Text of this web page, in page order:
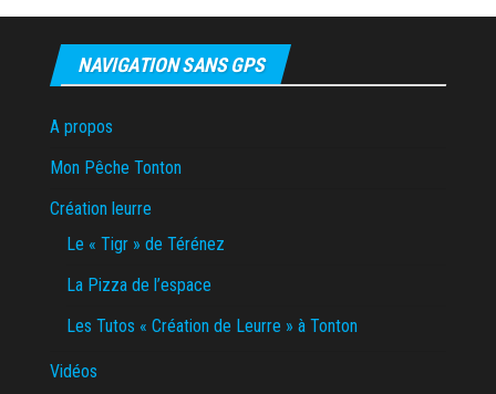
NAVIGATION SANS GPS
A propos
Mon Pêche Tonton
Création leurre
Le « Tigr » de Térénez
La Pizza de l’espace
Les Tutos « Création de Leurre » à Tonton
Vidéos